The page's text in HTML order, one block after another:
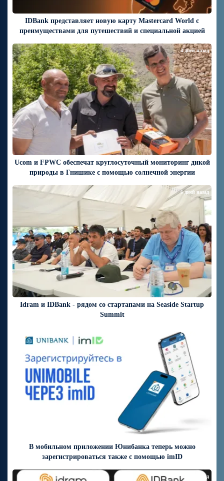
IDBank представляет новую карту Mastercard World с
преимуществами для путешествий и специальной акцией
Ucom и FPWC обеспечат круглосуточный мониторинг дикой
природы в Гнишике с помощью солнечной энергии
4 дней назад
Idram и IDBank - рядом со стартапами на Seaside Startup
Summit
6 дней назад
В мобильном приложении Юнибанка теперь можно
зарегистрироваться также с помощью imID
6 дней назад
9 дней назад